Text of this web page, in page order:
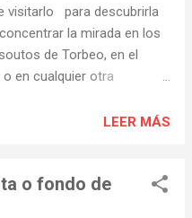
visitarlo para descubrirla
la mirada en los
de Torbeo, en el
en cualquier otra
se han convertido unas
activar el turismo de la
LEER MÁS
o fondo de